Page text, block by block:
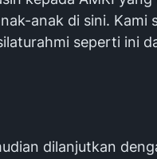
anak di sini. Kami
seperti ini
dilanjutkan